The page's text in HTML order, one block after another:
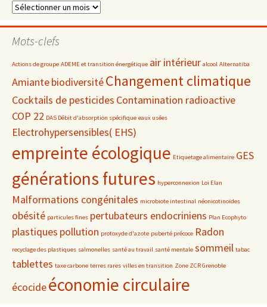
Dossiers
Mots-clefs
Actions de groupe ADEME et transition énergétique air intérieur alcool Alternatiba
AmiantebiodiversitéChangement climatique
Cocktails de pesticides Contamination radioactive
COP 22 DAS Débit d'absorption spécifique eaux usées
Electrohypersensibles( EHS)
empreinte écologique Etiquetage alimentaire GES
générations futures hyperconnexion Loi Elan
Malformations congénitales microbiote intestinal néonicotinoïdes
obésité particules fines pertubateurs endocriniens Plan Ecophyto
plastiques pollution protoxyde d'azote puberté précoce Radon
recyclage des plastiques salmonelles santé au travail santé mentale sommeil tabac
tablettes taxe carbone terres rares villes en transition Zone ZCR Grenoble
écocideéconomie circulaire